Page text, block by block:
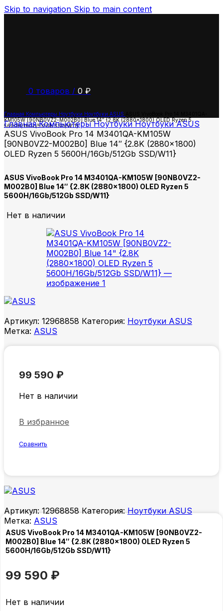
Skip to navigation Skip to main content
0 товаров / 0 ₽
Главная Компьютеры Ноутбуки Ноутбуки ASUS
KM105W [90NB0VZ2-M002B0] Blue 14″ {2.8K (2880×1800) OLED Ryzen 5
5600H/16Gb/512Gb SSD/W11}
ГлавнаяКомпьютерыНоутбукиНоутбуки ASUS
ASUS VivoBook Pro 14 M3401QA-KM105W
[90NB0VZ2-M002B0] Blue 14″ {2.8K (2880×1800)
OLED Ryzen 5 5600H/16Gb/512Gb SSD/W11}
ASUS VivoBook Pro 14 M3401QA-KM105W [90NB0VZ2-
M002B0] Blue 14″ {2.8K (2880×1800) OLED Ryzen 5
5600H/16Gb/512Gb SSD/W11}
Нет в наличии
Артикул: 12968858 Категория: Ноутбуки ASUS
Метка: ASUS
99 590 ₽
Нет в наличии
В избранное
Сравнить
Артикул:12968858Категория: Ноутбуки ASUS
Метка: ASUS
ASUS VivoBook Pro 14 M3401QA-KM105W [90NB0VZ2-
M002B0] Blue 14″ {2.8K (2880×1800) OLED Ryzen 5
5600H/16Gb/512Gb SSD/W11}
99 590 ₽
Нет в наличии